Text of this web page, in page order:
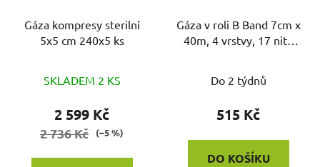
Gáza kompresy sterilní
5x5 cm 240x5 ks
SKLADEM 2 KS
2 599 Kč
2 736 Kč (–5 %)
Gáza v roli B Band 7cm x
40m, 4 vrstvy, 17 nití
Do 2 týdnů
515 Kč
DO KOŠÍKU